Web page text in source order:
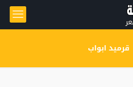
قرميد ابواب